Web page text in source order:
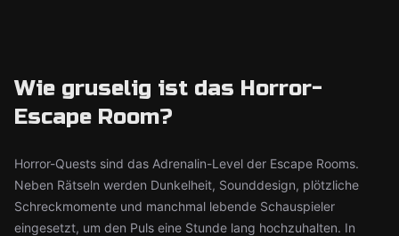
Wie gruselig ist das Horror-
Escape Room?
Horror-Quests sind das Adrenalin-Level der Escape Rooms.
Neben Rätseln werden Dunkelheit, Sounddesign, plötzliche
Schreckmomente und manchmal lebende Schauspieler
eingesetzt, um den Puls eine Stunde lang hochzuhalten. In